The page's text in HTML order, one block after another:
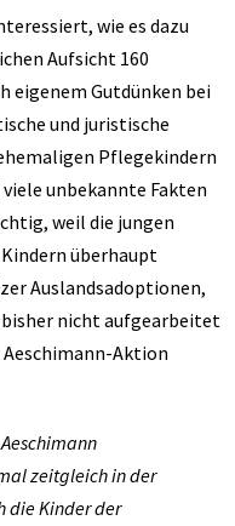
wie es dazu
Aufsicht 160
eigenem Gutdünken bei
und juristische
Pflegekindern
unbekannte Fakten
weil die jungen
überhaupt
Auslandsadoptionen,
nicht aufgearbeitet
Aktion
zeitgleich in der
die Kinder der